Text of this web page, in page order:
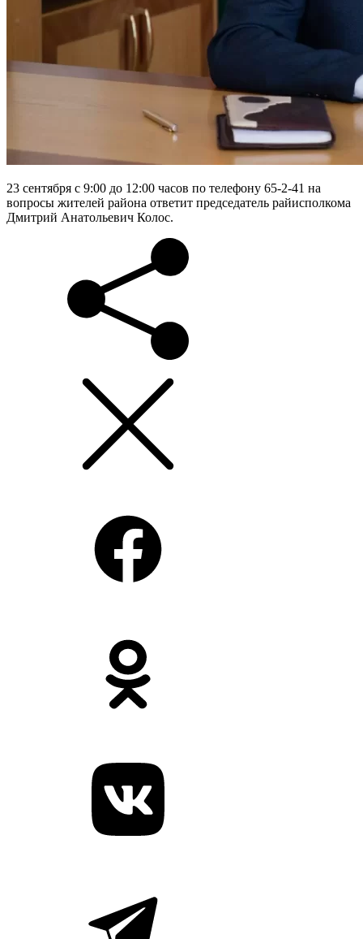
23 сентября с 9:00 до 12:00 часов по телефону 65-2-41 на
вопросы жителей района ответит председатель райисполкома
Дмитрий Анатольевич Колос.